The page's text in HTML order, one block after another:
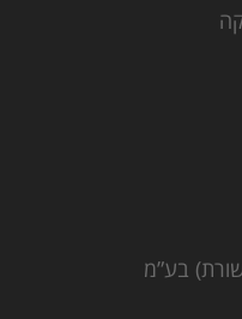
בע”מ